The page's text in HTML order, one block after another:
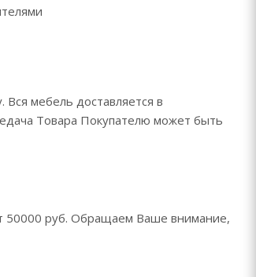
Вся мебель доставляется в
Товара Покупателю может быть
50000 руб. Обращаем Ваше внимание,